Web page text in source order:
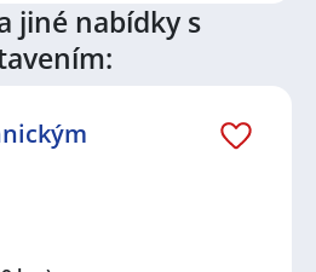
jiné nabídky s